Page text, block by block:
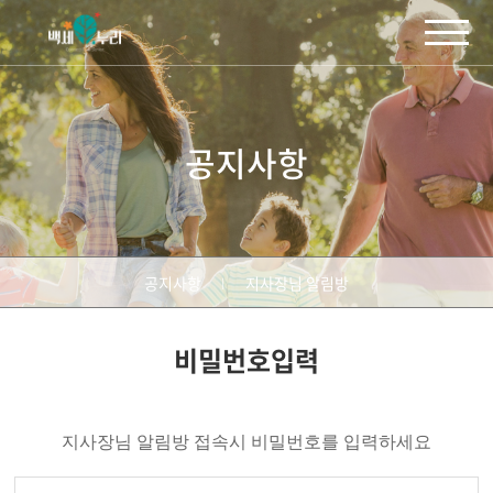
주메뉴 바로가기
컨텐츠 바로가기
공지사항
공지사항 지사장님 알림방
비밀번호입력
지사장님 알림방 접속시 비밀번호를 입력하세요